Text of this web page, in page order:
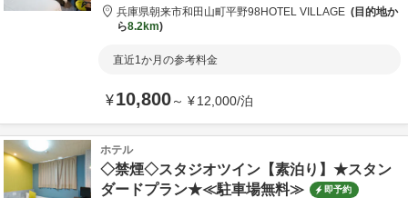
兵庫県朝来市和田山町平野98HOTEL VILLAGE
目的地か
ら8.2km
直近1か月の参考料金
¥10,800～ ¥12,000/泊
ホテル
◇禁煙◇スタジオツイン【素泊り】★スタン
ダードプラン★≪駐車場無料≫
即予約